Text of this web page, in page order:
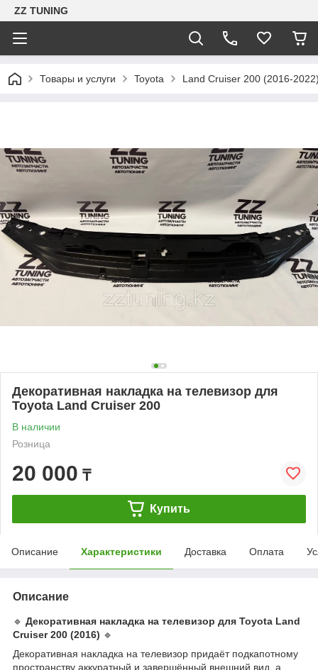
ZZ TUNING
Товары и услуги Toyota Land Cruiser 200 (2016-
Декоративная накладка на телевизор для
Toyota Land Cruiser 200
В наличии
Розница
20 000 ₸
Купить
Описание Характеристики Доставка Оплата
Описание
🔹 Декоративная накладка на телевизор для Toyota Land
Cruiser 200 (2016) 🔹
Декоративная накладка на телевизор придаёт подкапотному
пространству аккуратный и завершённый внешний вид, а